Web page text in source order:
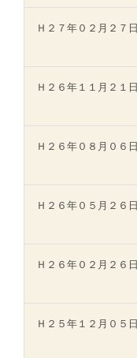
Ｈ２７年０２月２７日
Ｈ２６年１１月２１日
Ｈ２６年０８月０６日
Ｈ２６年０５月２６日
Ｈ２６年０２月２６日
Ｈ２５年１２月０５日